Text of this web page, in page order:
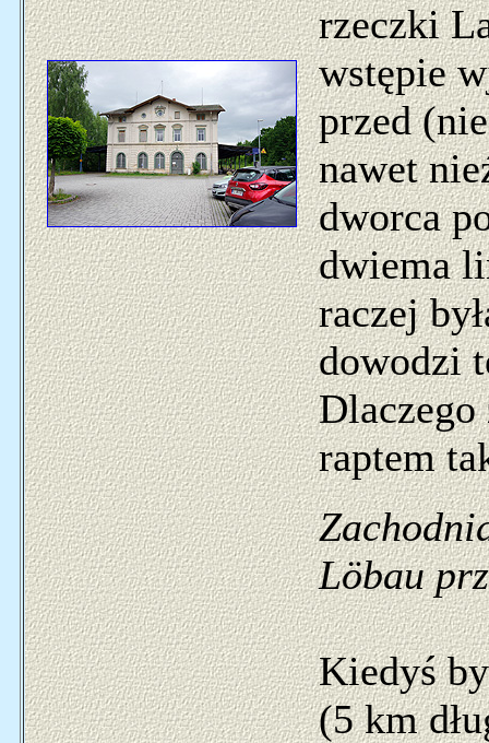
rzeczki
wstępie
przed
nawet
dworca
dwiema
raczej
dowodzi
Dlaczego
raptem
Löbau
Kiedyś
(5 km